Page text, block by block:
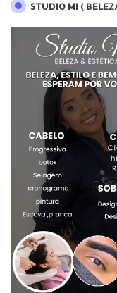
STUDIO MI (